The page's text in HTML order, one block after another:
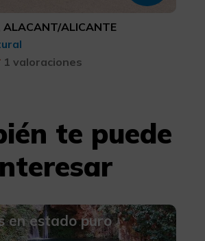
ALICANTE
1 valoraciones
te puede
en estado puro